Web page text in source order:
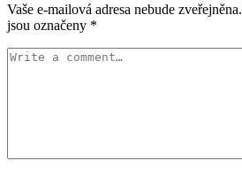
Vaše e-mailová adresa nebude zveřejněna.
jsou označeny *